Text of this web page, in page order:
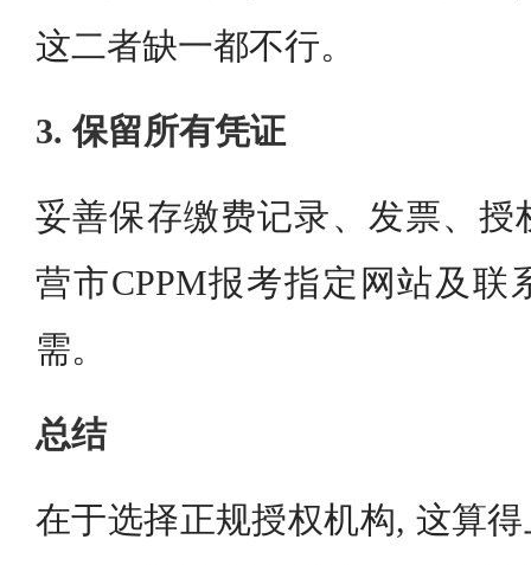
这二者缺一都不行。
3. 保留所有凭证
妥善保存缴费记录、发票、授
营市CPPM报考指定网站及联
需。
总结
在于选择正规授权机构, 这算